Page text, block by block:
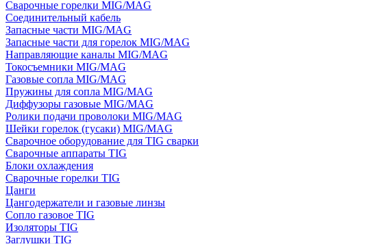
Сварочные горелки MIG/MAG
Соединительный кабель
Запасные части MIG/MAG
Запасные части для горелок MIG/MAG
Направляющие каналы MIG/MAG
Токосъемники MIG/MAG
Газовые сопла MIG/MAG
Пружины для сопла MIG/MAG
Диффузоры газовые MIG/MAG
Ролики подачи проволоки MIG/MAG
Шейки горелок (гусаки) MIG/MAG
Сварочное оборудование для TIG сварки
Сварочные аппараты TIG
Блоки охлаждения
Сварочные горелки TIG
Цанги
Цангодержатели и газовые линзы
Сопло газовое TIG
Изоляторы TIG
Заглушки TIG